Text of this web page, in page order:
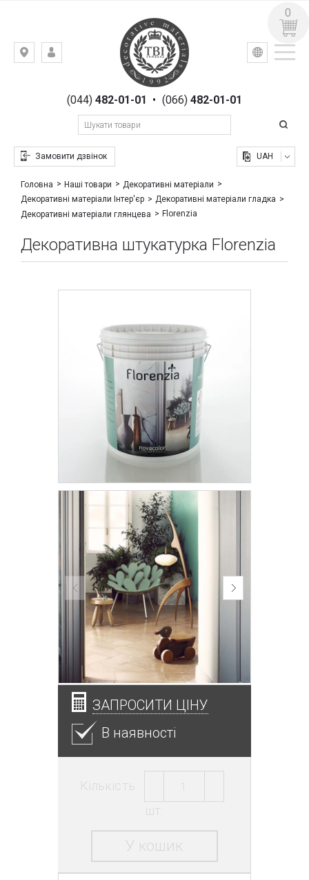
Київ,
Гоголівська,(044)482-01-01 • (066) 482-01-01
Замовити дзвінок
УКР РУС
UAH
0
Головна Наші товари
Декоративні матеріали
Декоративні матеріали Інтер'єр
Декоративні матеріали гладка
Декоративні матеріали глянцева
Florenzia
Декоративна штукатурка Florenzia
ЗАПРОСИТИ ЦІНУ
В наявності
Кількість:
шт.
У кошик